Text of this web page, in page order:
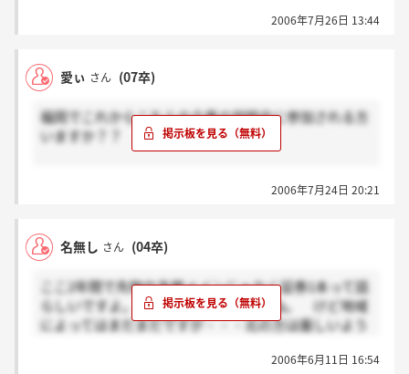
ことを内容とする受託契約を締結した上で、平成17年
7月1日から同18年4月28日までの間、取引を執行し
金融先物取引法の一部を改正する法律（平成16年法
律第159号）附則第2条第1項によって当該証券会社が
行った上記契約の締結行為は、同法附則第2条第2項に
おいて適用する金融先物取引法第76条第3号に規定す
る「取引の数量、約定数値その他の内閣府令で定める
きることを内容とする受託契約等を締結すること」に
(2)
不招請勧誘等
? 日本ファースト証券株式会社は、平成17年8月
25日から同18年3月13日までの間、FX取引の受託等を
内容とする契約（以下「受託契約等」という。）の締
結の勧誘の要請をしていない顧客16名に対し訪問し又
は電話をかけて、受託契約等の締結の勧誘を行った。
2006年7月26日 13:44
愛ぃ さん (07卒)
福岡でこれからこちらの企業の説明会に参加される方
いますか？？
2006年7月24日 20:21
名無し さん (04卒)
ここ2年間で先物や為替メインじゃなく証券1本って話
らしいですよ。体質改善ってやつですね。 けど地域
によってはまだまだですが・・・北の方は厳しいよう
名古屋や大阪や福岡は管轄が違うので証券しか行って
2006年6月11日 16:54